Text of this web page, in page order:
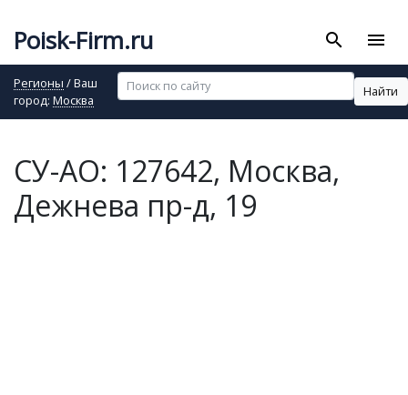
Poisk-Firm.ru search menu
Регионы / Ваш
город: Москва
Найти
СУ-АО: 127642, Москва,
Дежнева пр-д, 19